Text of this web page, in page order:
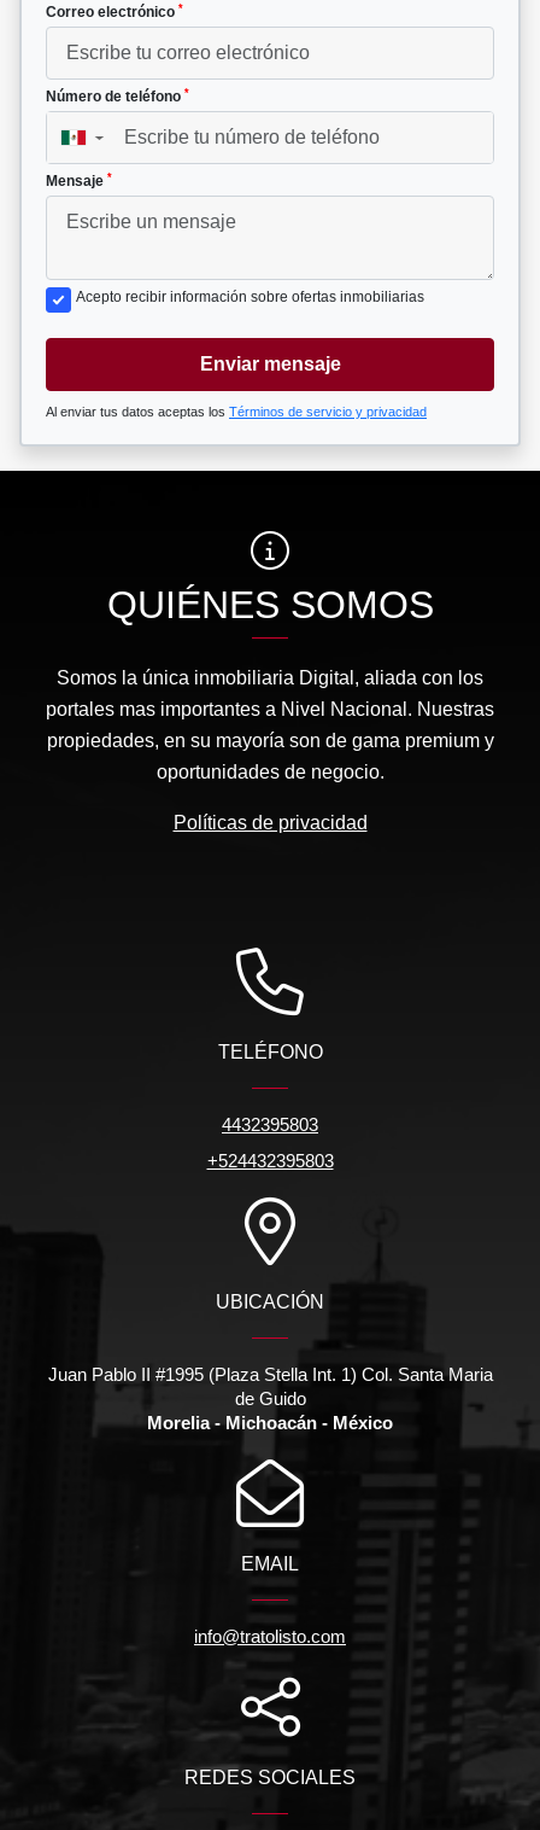
Correo electrónico *
Número de teléfono *
▼
Mensaje *
Acepto recibir información sobre ofertas inmobiliarias
Enviar mensaje
Al enviar tus datos aceptas los Términos de servicio y privacidad
QUIÉNES SOMOS
Somos la única inmobiliaria Digital, aliada con los
portales mas importantes a Nivel Nacional. Nuestras
propiedades, en su mayoría son de gama premium y
oportunidades de negocio.
Políticas de privacidad
TELÉFONO
4432395803
+524432395803
UBICACIÓN
Juan Pablo II #1995 (Plaza Stella Int. 1) Col. Santa Maria
de Guido
Morelia - Michoacán - México
EMAIL
info@tratolisto.com
REDES SOCIALES